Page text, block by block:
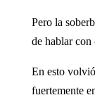
Pero la
de hablar con
En esto
fuertemente